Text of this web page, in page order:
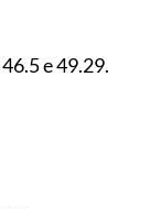
46.5e49.29.